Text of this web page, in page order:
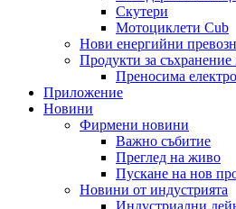
Скутери
Мотоциклети Cub
Нови енергийни
Продукти за съхранение
Преносима
Приложение
Новини
Фирмени новини
Важно събитие
Преглед на живо
Пускане на нов
Новини от индустрията
Индустриални